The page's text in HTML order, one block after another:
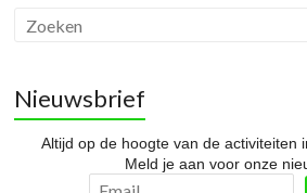
Nieuwsbrief
Altijd op de hoogte van de activiteiten
Meld je aan voor onze